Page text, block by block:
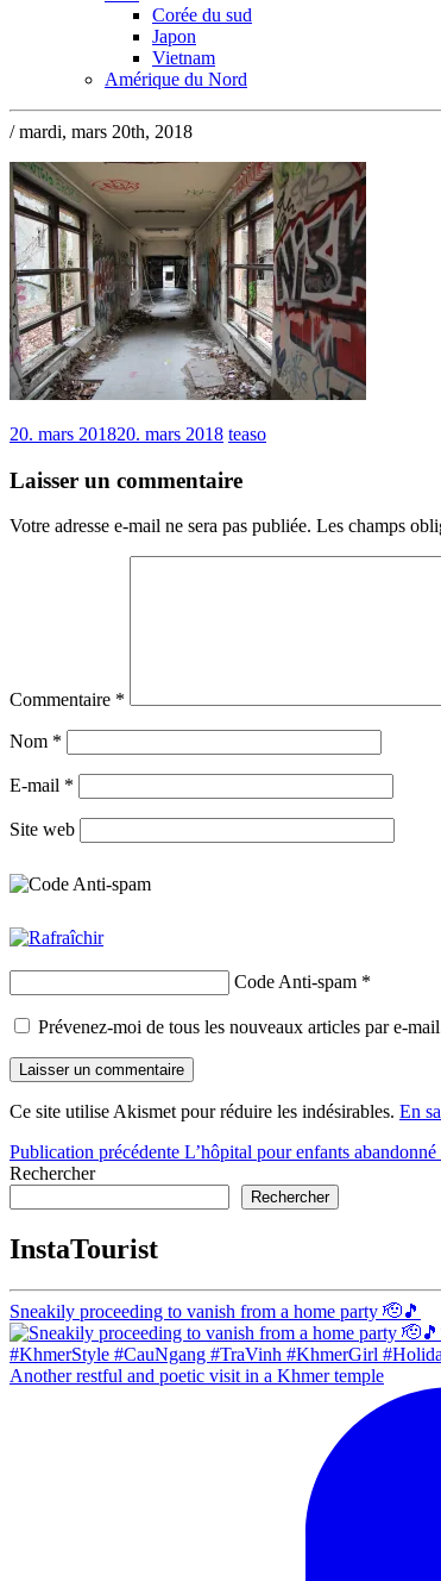
Corée du sud
Japon
Vietnam
Amérique du Nord
/ mardi, mars 20th, 2018
20. mars 201820. mars 2018 teaso
Laisser un commentaire
Votre adresse e-mail ne sera pas publiée. Les champs
Commentaire *
Nom *
E-mail *
Site web
Code Anti-spam *
Prévenez-moi de tous les nouveaux articles par e-
Ce site utilise Akismet pour réduire les indésirables. En
Navigation
de
Publication précédente L’hôpital pour enfants abandonné
Rechercher
Rechercher
InstaTourist
Sneakily proceeding to vanish from a home party 🫡🎵
Another restful and poetic visit in a Khmer temple